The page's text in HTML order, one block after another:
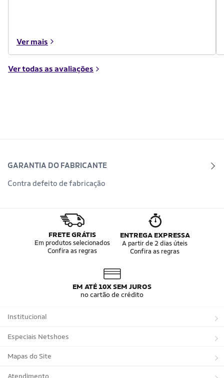
Ver mais
Ver todas as avaliações
GARANTIA DO FABRICANTE
Contra defeito de fabricação
FRETE GRÁTIS
Em produtos selecionados
Confira as regras
ENTREGA EXPRESSA
A partir de 2 dias úteis
Confira as regras
EM ATÉ 10X SEM JUROS
no cartão de crédito
Institucional
Sobre a Netshoes
Política de Privacidade
Programa de Afiliados
Especiais Netshoes
Suplementos
Corrida
Mapas do Site
Marcas
Atendimento